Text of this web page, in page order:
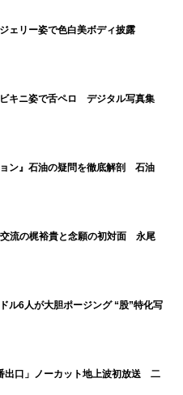
ェリー姿で色白美ボディ披露
キニ姿で舌ペロ デジタル写真集
ョン』石油の疑問を徹底解剖 石油
流の梶裕貴と念願の初対面 永尾
ル6人が大胆ポージング “股”特化写
出口」ノーカット地上波初放送 二